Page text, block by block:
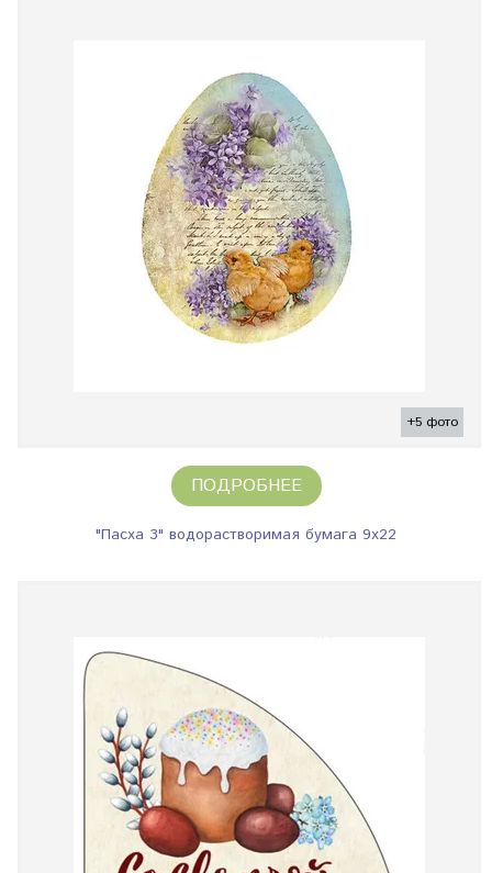
+5 фото
ПОДРОБНЕЕ
"Пасха 3" водорастворимая бумага 9х22